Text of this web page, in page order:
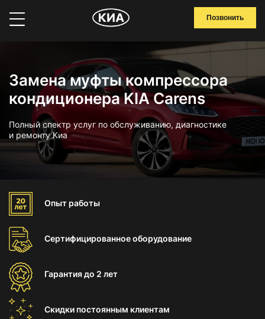
Позвонить
Замена муфты компрессора
кондиционера KIA Carens
Полный спектр услуг по обслуживанию, диагностике
и ремонту Киа
Опыт работы
Сертифицированноеоборудование
Гарантиядо 2 лет
Скидки постоянным клиентам